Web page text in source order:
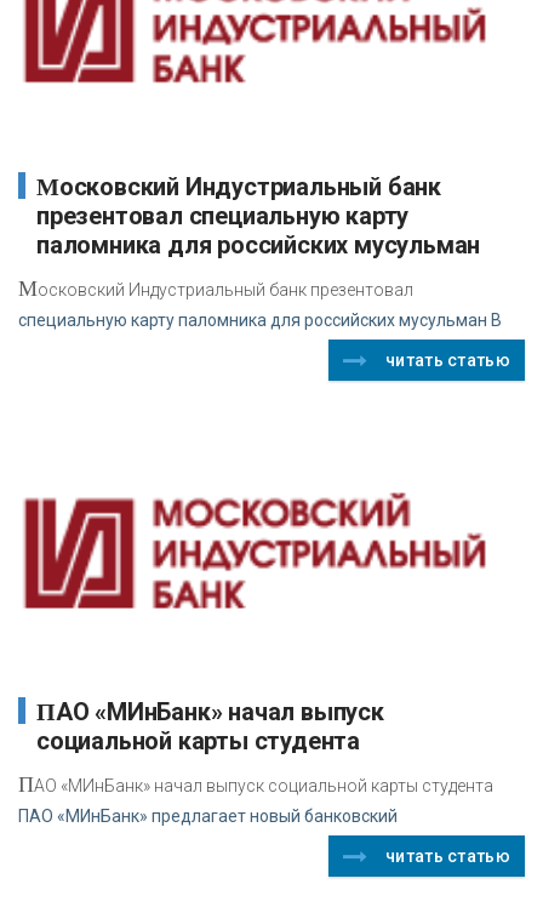
Московский Индустриальный банк
презентовал специальную карту
паломника для российских мусульман
Московский Индустриальный банк презентовал
специальную карту паломника для российских мусульман В
читать статью
ПАО «МИнБанк» начал выпуск
социальной карты студента
ПАО «МИнБанк» начал выпуск социальной карты студента
ПАО «МИнБанк» предлагает новый банковский
читать статью